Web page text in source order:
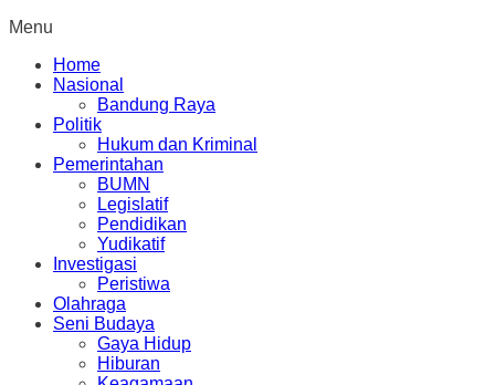
Menu
Home
Nasional
Bandung Raya
Politik
Hukum dan Kriminal
Pemerintahan
BUMN
Legislatif
Pendidikan
Yudikatif
Investigasi
Peristiwa
Olahraga
Seni Budaya
Gaya Hidup
Hiburan